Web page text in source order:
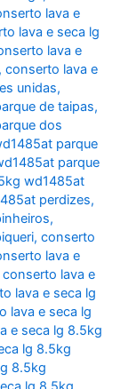
lava e
lava e seca lg
lava e
,conserto lava e
unidas,
de taipas,
dos
parque
parque
wd1485at
perdizes,
,
,conserto
lava e
conserto lava e
lava e seca lg
lava e seca lg
e seca lg 8.5kg
lg 8.5kg
8.5kg